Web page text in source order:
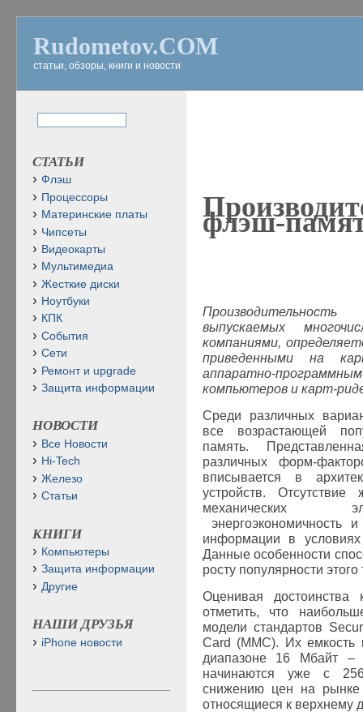
Rudometov.COM
статьи, обзоры, книги и новости
флэш-
выпускаемых
компаниями,
приведенными на
аппаратно-
компьютеров и карт-
Среди различных
все возрастающей
память.
различных форм-
вписывается в
устройств.
механических
энергоэкономичность
информации в
Данные особенности
росту популярности
Оценивая достоинства
отметить, что
модели стандартов
Card (MMC). Их
диапазоне 16 Мбайт
начинаются уже с
снижению цен на рынке
относящиеся к верхнему
СТАТЬИ
Флэш
Процессоры
Материнские платы
Чипсеты
Видеокарты
Мультимедиа
Жесткие диски
Ноутбуки
КПК
События
Сети
Ремонт и upgrade
Защита информации
НОВОСТИ
Все Новости
Hi-Tech
Железо
Статьи
КНИГИ
Компьютеры
Защита информации
Другие
НАШИ ДРУЗЬЯ
iPhone новости